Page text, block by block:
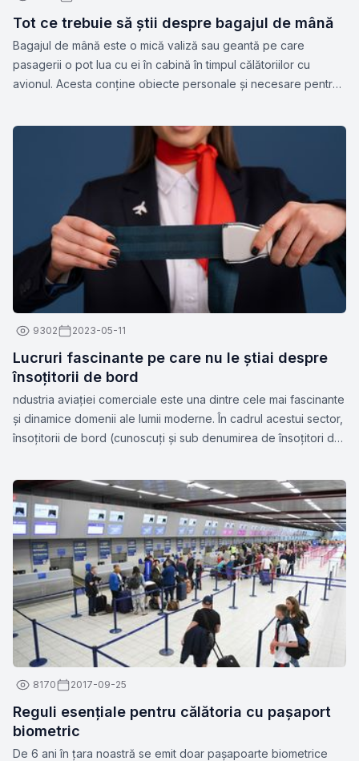
Tot ce trebuie să știi despre bagajul de mână
Bagajul de mână este o mică valiză sau geantă pe care
pasagerii o pot lua cu ei în cabină în timpul călătoriilor cu
avionul. Acesta conține obiecte personale și necesare pentru
greutatea permise pentru bagajul de mână pot varia în funcție
9302 2023-05-11
Lucruri fascinante pe care nu le știai despre
însoțitorii de bord
ndustria aviației comerciale este una dintre cele mai fascinante
și dinamice domenii ale lumii moderne. În cadrul acestui sector,
însoțitorii de bord (cunoscuți și sub denumirea de însoțitori de
8170 2017-09-25
Reguli esențiale pentru călătoria cu pașaport
biometric
De 6 ani în țara noastră se emit doar pașapoarte biometrice